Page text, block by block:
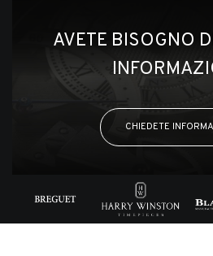
AVETE BISOGNO
CHIEDETE